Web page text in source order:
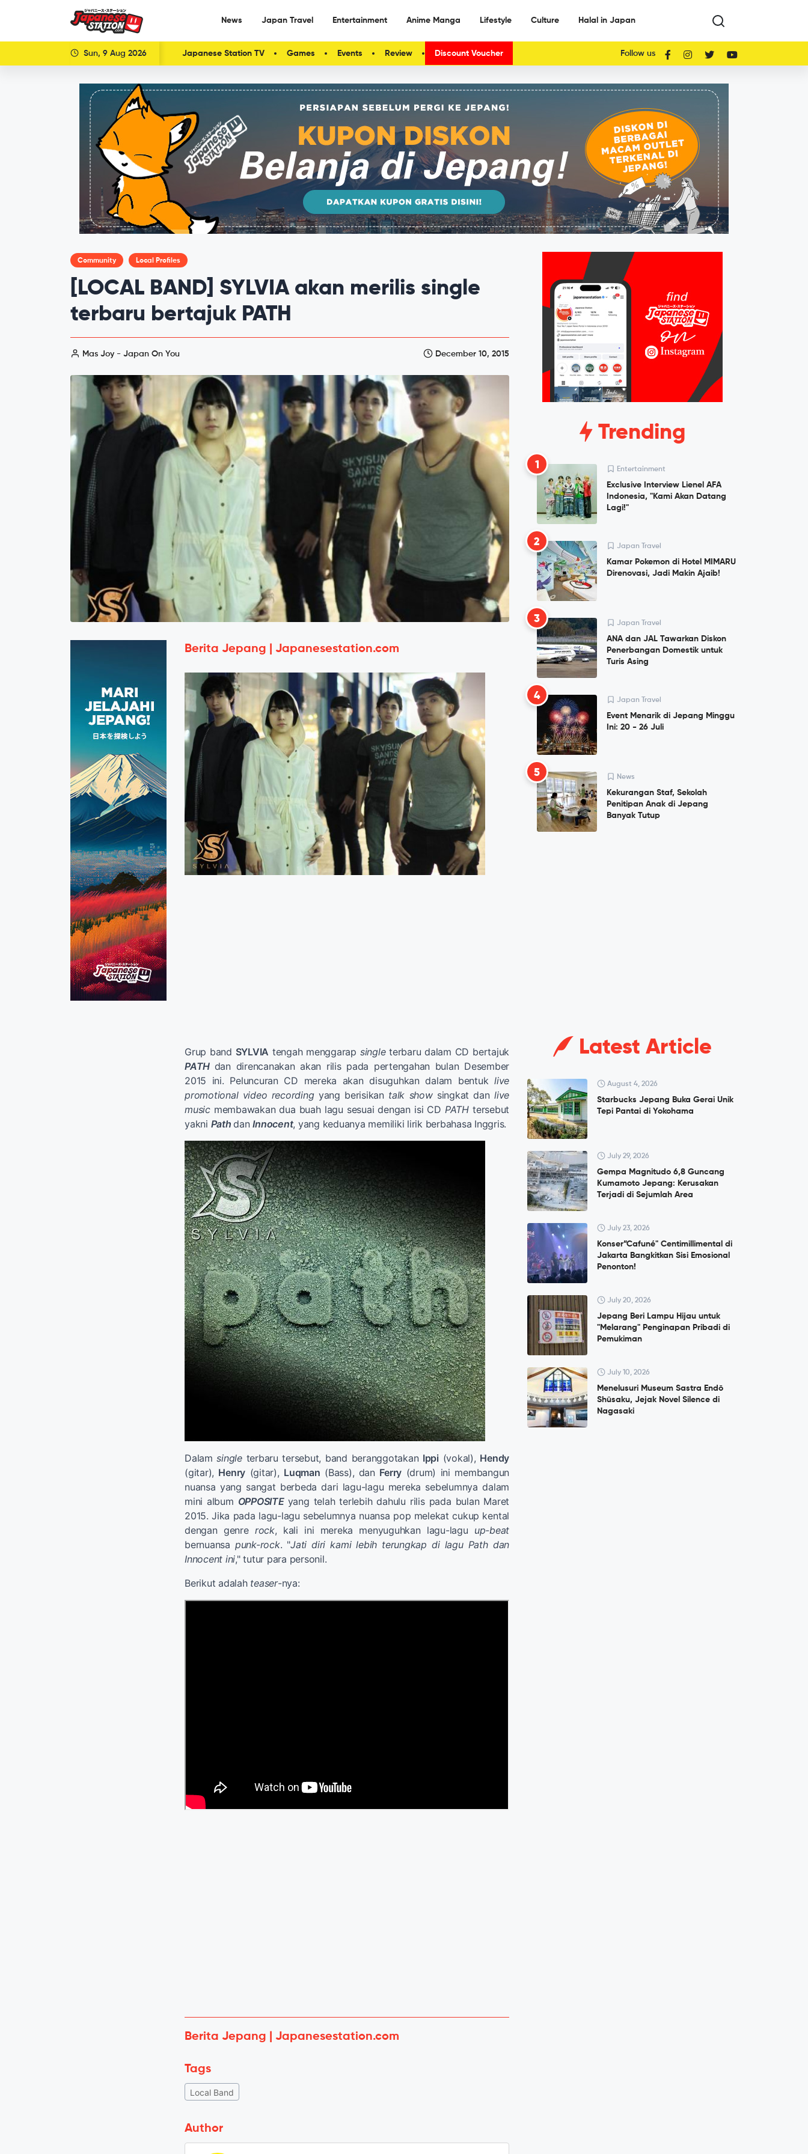
News Japan Travel Entertainment Anime Manga Lifestyle Culture Halal in Japan
Sun, 9 Aug 2026 Japanese Station TV Games Events Review Discount Voucher Follow us
Community Local Profiles
[LOCAL BAND] SYLVIA akan merilis single
terbaru bertajuk PATH
Mas Joy - Japan On You December 10, 2015
Berita Jepang | Japanesestation.com
Grup band SYLVIA tengah menggarap singleterbaru dalam CD bertajuk
PATH dan direncanakan akan rilis pada pertengahan bulan Desember
2015 ini. Peluncuran CD mereka akan disuguhkan dalam bentuk live
promotional video recordingyang berisikan talk showsingkat danlive
musicmembawakan dua buah lagu sesuai dengan isi CD PATHtersebut
yakni Path danInnocent, yang keduanya memiliki lirik berbahasa Inggris.
Dalamsingleterbaru tersebut, band beranggotakan Ippi (vokal), Hendy
(gitar), Henry (gitar), Luqman (Bass), dan Ferry (drum) ini membangun
nuansa yang sangat berbeda dari lagu-lagu mereka sebelumnya dalam
mini album OPPOSITE yang telah terlebih dahulu rilis pada bulan Maret
2015. Jika pada lagu-lagu sebelumnya nuansa pop melekat cukup kental
dengan genre rock, kali ini mereka menyuguhkan lagu-lagu up-beat
bernuansa punk-rock. "Jati diri kami lebih terungkap di lagu Path dan
Innocent ini," tutur para personil.
Berikut adalah teaser-nya:
Berita Jepang | Japanesestation.com
Tags
Local Band
Author
Trending
1 Entertainment
Exclusive Interview Lienel AFA
Indonesia, "Kami Akan Datang
Lagi!"
2 Japan Travel
Kamar Pokemon di Hotel MIMARU
Direnovasi, Jadi Makin Ajaib!
3 Japan Travel
ANA dan JAL Tawarkan Diskon
Penerbangan Domestik untuk
Turis Asing
4 Japan Travel
Event Menarik di Jepang Minggu
Ini: 20 - 26 Juli
5 News
Kekurangan Staf, Sekolah
Penitipan Anak di Jepang
Banyak Tutup
Latest Article
August 4, 2026
Starbucks Jepang Buka Gerai Unik
Tepi Pantai di Yokohama
July 29, 2026
Gempa Magnitudo 6,8 Guncang
Kumamoto Jepang: Kerusakan
Terjadi di Sejumlah Area
July 23, 2026
Konser”Cafuné" Centimillimental di
Jakarta Bangkitkan Sisi Emosional
Penonton!
July 20, 2026
Jepang Beri Lampu Hijau untuk
"Melarang" Penginapan Pribadi di
Pemukiman
July 10, 2026
Menelusuri Museum Sastra Endō
Shūsaku, Jejak Novel Silence di
Nagasaki